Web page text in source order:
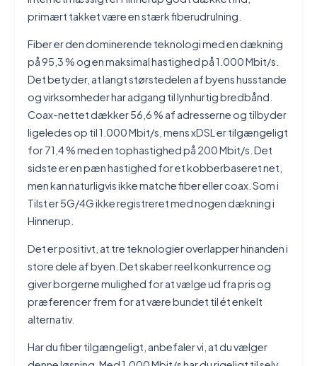
primært takket være en stærk fiberudrulning.
Fiber er den dominerende teknologi med en dækning
på 95,3 % og en maksimal hastighed på 1.000 Mbit/s.
Det betyder, at langt størstedelen af byens husstande
og virksomheder har adgang til lynhurtig bredbånd.
Coax-nettet dækker 56,6 % af adresserne og tilbyder
ligeledes op til 1.000 Mbit/s, mens xDSL er tilgængeligt
for 71,4 % med en tophastighed på 200 Mbit/s. Det
sidste er en pæn hastighed for et kobberbaseret net,
men kan naturligvis ikke matche fiber eller coax. Som i
Tilst er 5G/4G ikke registreret med nogen dækning i
Hinnerup.
Det er positivt, at tre teknologier overlapper hinanden i
store dele af byen. Det skaber reel konkurrence og
giver borgerne mulighed for at vælge ud fra pris og
præferencer frem for at være bundet til ét enkelt
alternativ.
Har du fiber tilgængeligt, anbefaler vi, at du vælger